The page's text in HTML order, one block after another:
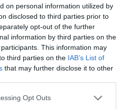
on personal information utilized by
disclosed to third parties prior to
opt-out of the further
information by third parties on the
participants. This information may
third parties on the IAB’s List of
that may further disclose it to other
Opt Outs
del ministro Puente: los
tren de alta velocidad caen un
junio
07/08/26 12:37
en la muy ‘woke’ ciudad
07/08/26 11:46